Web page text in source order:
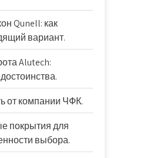
Qunell: как
вариант.
Alutech:
от компании ЧФК.
покрытия для
выбора.